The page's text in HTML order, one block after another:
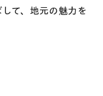
て、地元の魅力を